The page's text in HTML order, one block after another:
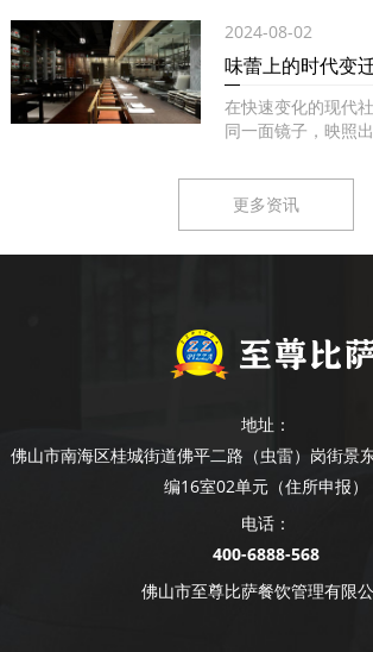
2024-08-02
味蕾上的时代变
在快速变化的现代
同一面镜子，映照
更多资讯
地址：
佛山市南海区桂城街道佛平二路（虫雷）岗街景
编16室02单元（住所申报）
电话：
400-6888-568
佛山市至尊比萨餐饮管理有限